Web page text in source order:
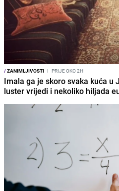
/ZANIMLJIVOSTI I PRIJE OKO 2H
Imala ga je skoro svaka kuća u
luster vrijedi i nekoliko hiljada